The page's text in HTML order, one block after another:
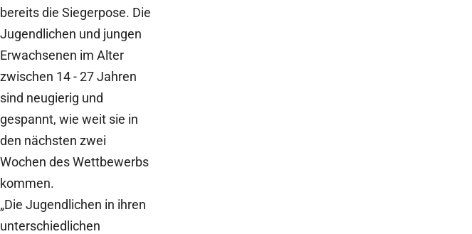
bereits die Siegerpose. Die
Jugendlichen und jungen
Erwachsenen im Alter
zwischen 14 - 27 Jahren
sind neugierig und
gespannt, wie weit sie in
den nächsten zwei
Wochen des Wettbewerbs
kommen.
„Die Jugendlichen in ihren
unterschiedlichen